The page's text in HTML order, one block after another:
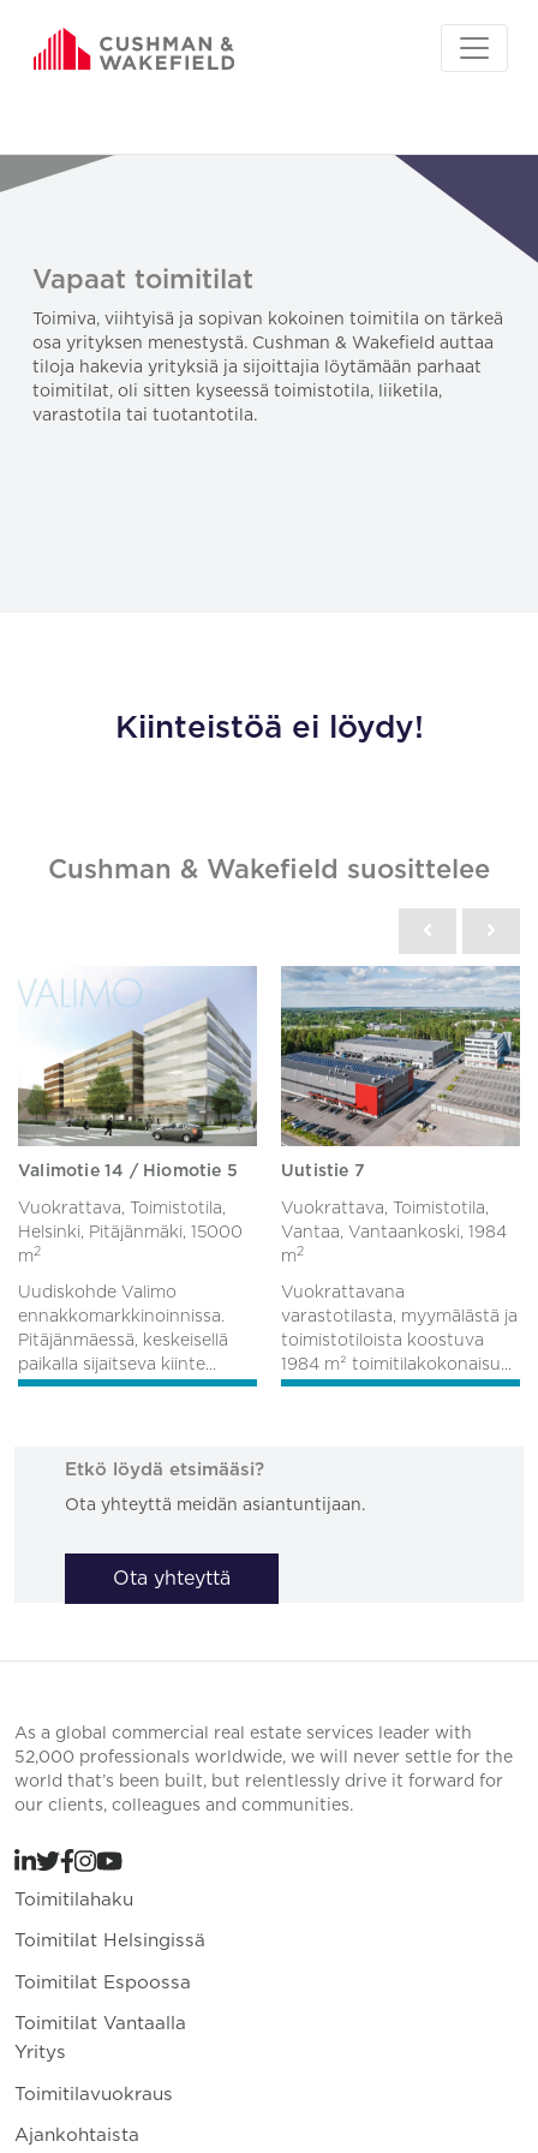
Vapaat toimitilat
Toimiva, viihtyisä ja sopivan kokoinen toimitila on tärkeä
osa yrityksen menestystä. Cushman & Wakefield auttaa
tiloja hakevia yrityksiä ja sijoittajia löytämään parhaat
toimitilat, oli sitten kyseessä toimistotila, liiketila,
varastotila tai tuotantotila.
Kiinteistöä ei löydy!
Cushman & Wakefield suosittelee
Valimotie 14 / Hiomotie 5
Vuokrattava, Toimistotila,
Helsinki, Pitäjänmäki, 15000
m 2
Uudiskohde Valimo
ennakkomarkkinoinnissa.
Pitäjänmäessä, keskeisellä
paikalla sijaitseva kiinte...
Uutistie 7
Vuokrattava, Toimistotila,
Vantaa, Vantaankoski, 1984
m 2
Vuokrattavana
varastotilasta, myymälästä ja
toimistotiloista koostuva
1984 m² toimitilakokonaisu...
Etkö löydä etsimääsi?
Ota yhteyttä meidän asiantuntijaan.
Ota yhteyttä
As a global commercial real estate services leader with
52,000 professionals worldwide, we will never settle for the
world that’s been built, but relentlessly drive it forward for
our clients, colleagues and communities.
Toimitilahaku
Toimitilat Helsingissä
Toimitilat Espoossa
Toimitilat Vantaalla
Yritys
Toimitilavuokraus
Ajankohtaista